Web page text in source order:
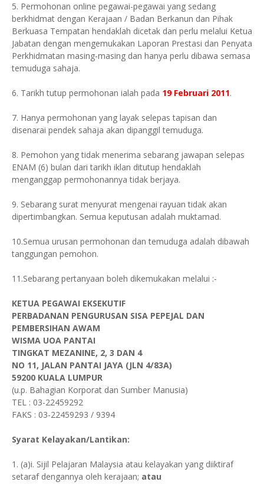
5. Permohonan online pegawai-pegawai yang sedang
berkhidmat dengan Kerajaan / Badan Berkanun dan Pihak
Berkuasa Tempatan hendaklah dicetak dan perlu melalui Ketua
Jabatan dengan mengemukakan Laporan Prestasi dan Penyata
Perkhidmatan masing-masing dan hanya perlu dibawa semasa
temuduga sahaja.
6. Tarikh tutup permohonan ialah pada 19 Februari 2011.
7. Hanya permohonan yang layak selepas tapisan dan
disenarai pendek sahaja akan dipanggil temuduga.
8. Pemohon yang tidak menerima sebarang jawapan selepas
ENAM (6) bulan dari tarikh iklan ditutup hendaklah
menganggap permohonannya tidak berjaya.
9. Sebarang surat menyurat mengenai rayuan tidak akan
dipertimbangkan. Semua keputusan adalah muktamad.
10.Semua urusan permohonan dan temuduga adalah dibawah
tanggungan pemohon.
11.Sebarang pertanyaan boleh dikemukakan melalui :-
KETUA PEGAWAI EKSEKUTIF
PERBADANAN PENGURUSAN SISA PEPEJAL DAN
PEMBERSIHAN AWAM
WISMA UOA PANTAI
TINGKAT MEZANINE, 2, 3 DAN 4
NO 11, JALAN PANTAI JAYA (JLN 4/83A)
59200 KUALA LUMPUR
(u.p. Bahagian Korporat dan Sumber Manusia)
TEL : 03-22459292
FAKS : 03-22459293 / 9394
Syarat Kelayakan/Lantikan:
1. (a)i. Sijil Pelajaran Malaysia atau kelayakan yang diiktiraf
setaraf dengannya oleh kerajaan; atau